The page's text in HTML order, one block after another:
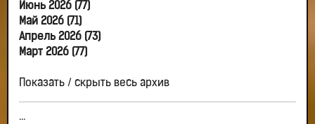
Июнь 2026 (77)
Май 2026 (71)
Апрель 2026 (73)
Март 2026 (77)
Показать / скрыть весь архив
...